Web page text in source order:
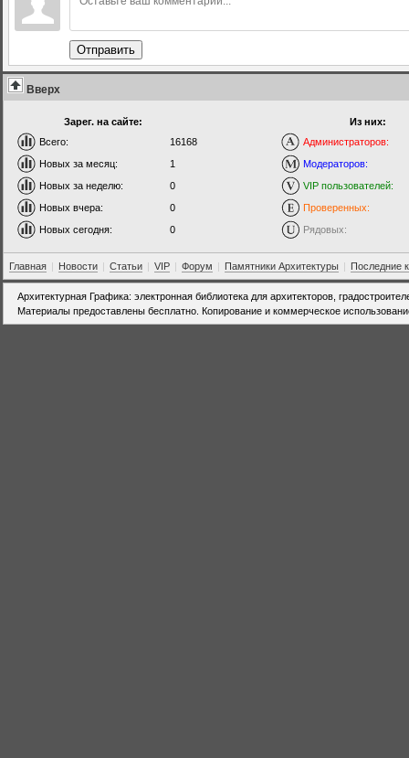
Отправить
Вверх
Зарег. на сайте:
Всего:
16168
Новых за месяц:
1
Новых за неделю:
0
Новых вчера:
0
Новых сегодня:
0
Из них:
Администраторов:
Модераторов:
VIP пользователей:
Проверенных:
Рядовых:
Главная | Новости | Статьи | VIP | Форум | Памятники Архитектуры | Последние
Архитектурная Графика: электронная библиотека для архитекторов,
Материалы предоставлены бесплатно. Копирование и коммерческое